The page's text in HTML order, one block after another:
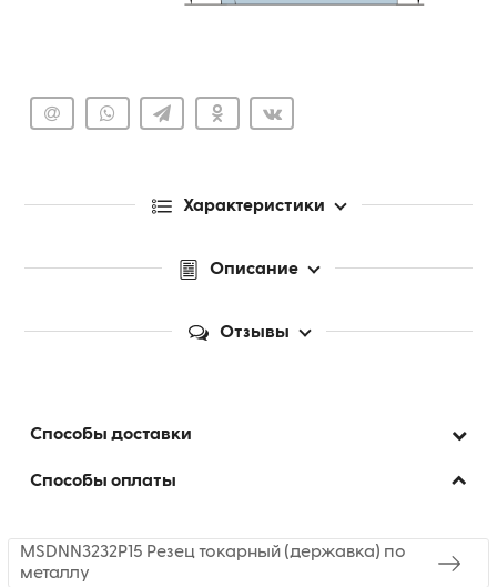
Характеристики
Описание
Отзывы
Способы доставки
Способы оплаты
MSDNN3232P15 Резец токарный (державка) по
металлу